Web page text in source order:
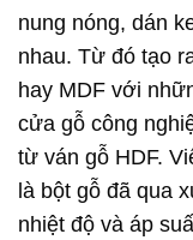
nung nóng, dán
nhau. Từ đó tạo
hay MDF với
cửa gỗ công
từ ván gỗ HDF.
là bột gỗ đã qua
nhiệt độ và áp